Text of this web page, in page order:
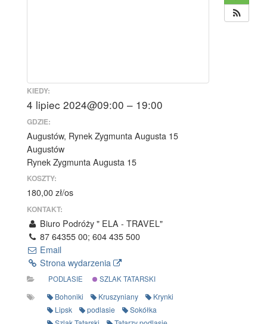
KIEDY:
4 lipiec 2024@09:00 – 19:00
GDZIE:
Augustów, Rynek Zygmunta Augusta 15
Augustów
Rynek Zygmunta Augusta 15
KOSZTY:
180,00 zł/os
KONTAKT:
Biuro Podróży " ELA - TRAVEL"
87 64355 00; 604 435 500
Email
Strona wydarzenia
PODLASIE SZLAK TATARSKI
Bohoniki Kruszyniany
Krynki
Lipsk
podlasie
Sokółka